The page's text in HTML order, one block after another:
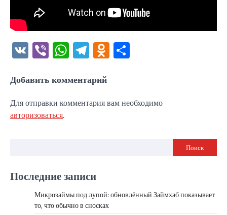
VK ViberWhatsApp
Telegram
Odnoklassniki
Добавить комментарий
Для отправки комментария вам необходимо
авторизоваться.
Поиск
Последние записи
Микрозаймы под лупой: обновлённый Займхаб показывает
то, что обычно в сносках